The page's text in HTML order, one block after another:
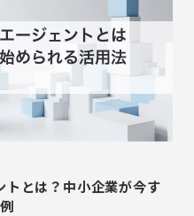
トとは？中小企業が今す